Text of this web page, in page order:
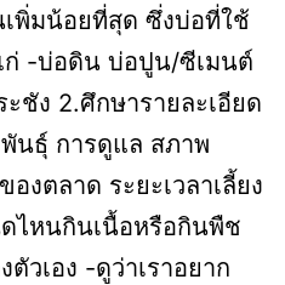
พิ่มน้อยที่สุด ซึ่งบ่อที่ใช้
ก่ -บ่อดิน บ่อปูน/ซีเมนต์
ชัง 2.ศึกษารายละเอียด
นธุ์ การดูแล สภาพ
งตลาด ระยะเวลาเลี้ยง
ไหนกินเนื้อหรือกินพืช
วเอง -ดูว่าเราอยาก